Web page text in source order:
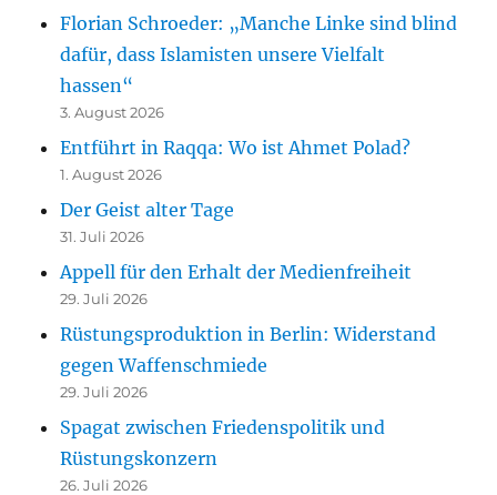
Florian Schroeder: „Manche Linke sind blind
dafür, dass Islamisten unsere Vielfalt
hassen“
3. August 2026
Entführt in Raqqa: Wo ist Ahmet Polad?
1. August 2026
Der Geist alter Tage
31. Juli 2026
Appell für den Erhalt der Medienfreiheit
29. Juli 2026
Rüstungsproduktion in Berlin: Widerstand
gegen Waffenschmiede
29. Juli 2026
Spagat zwischen Friedenspolitik und
Rüstungskonzern
26. Juli 2026